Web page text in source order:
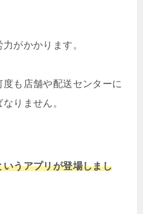
がかかります。
も店舗や配送センターに
りません。
うアプリが登場しまし